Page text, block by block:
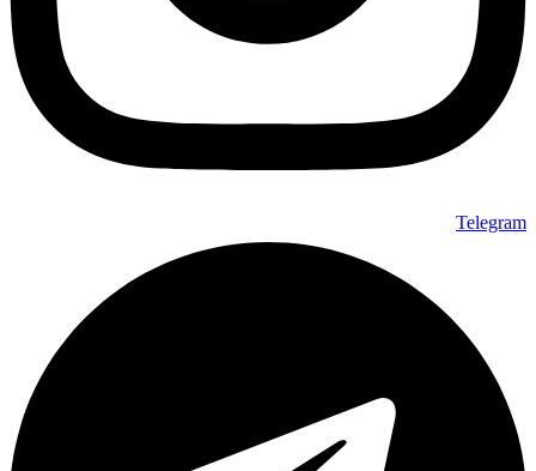
Telegram